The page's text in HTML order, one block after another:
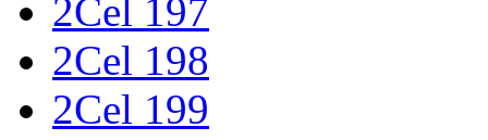
2Cel 197
2Cel 198
2Cel 199